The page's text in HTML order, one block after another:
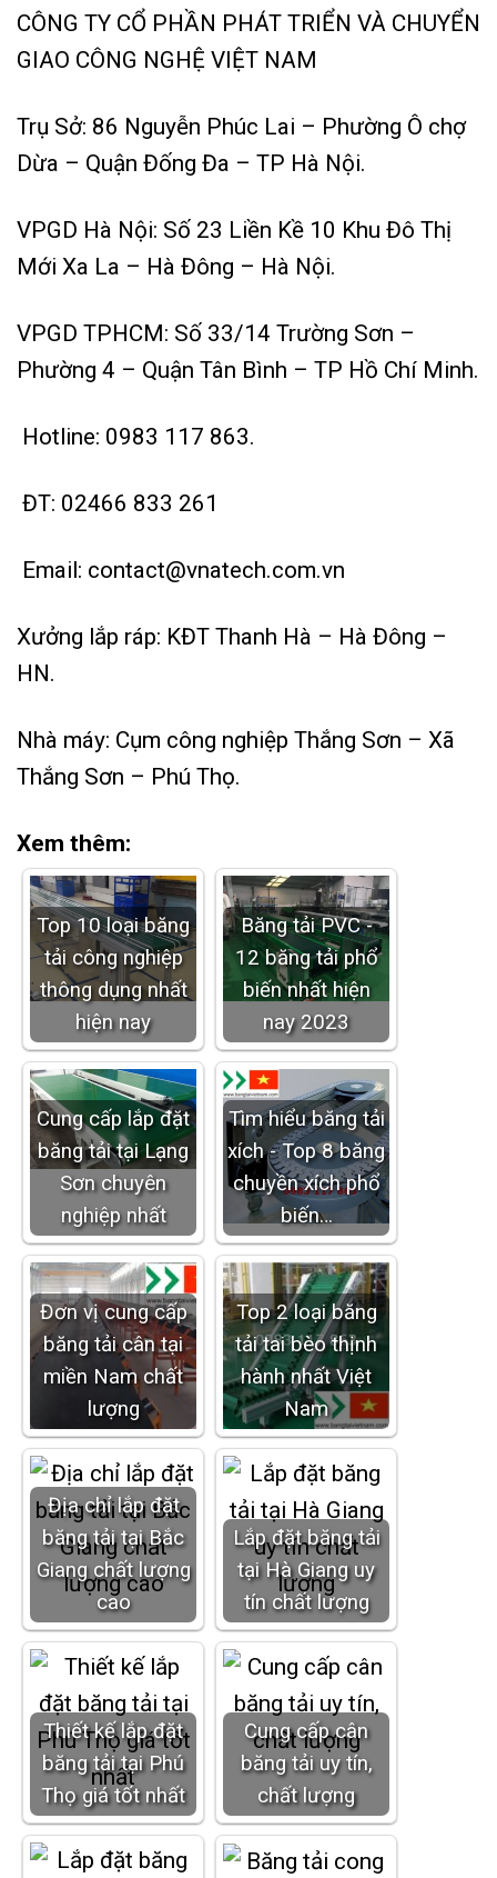
CÔNG TY CỔ PHẦN PHÁT TRIỂN VÀ CHUYỂN
GIAO CÔNG NGHỆ VIỆT NAM
Trụ Sở: 86 Nguyễn Phúc Lai – Phường Ô chợ
Dừa – Quận Đống Đa – TP Hà Nội.
VPGD Hà Nội: Số 23 Liền Kề 10 Khu Đô Thị
Mới Xa La – Hà Đông – Hà Nội.
VPGD TPHCM: Số 33/14 Trường Sơn –
Phường 4 – Quận Tân Bình – TP Hồ Chí Minh.
Hotline: 0983 117 863.
ĐT: 02466 833 261
Email: contact@vnatech.com.vn
Xưởng lắp ráp: KĐT Thanh Hà – Hà Đông –
HN.
Nhà máy: Cụm công nghiệp Thắng Sơn – Xã
Thắng Sơn – Phú Thọ.
Xem thêm:
Top 10 loại băng
tải công nghiệp
thông dụng nhất
hiện nay
Băng tải PVC -
12 băng tải phổ
biến nhất hiện
nay 2023
Cung cấp lắp đặt
băng tải tại Lạng
Sơn chuyên
nghiệp nhất
Tìm hiểu băng tải
xích - Top 8 băng
chuyền xích phổ
biến…
Đơn vị cung cấp
băng tải cân tại
miền Nam chất
lượng
Top 2 loại băng
tải tai bèo thịnh
hành nhất Việt
Nam
Địa chỉ lắp đặt
băng tải tại Bắc
Giang chất lượng
cao
Lắp đặt băng tải
tại Hà Giang uy
tín chất lượng
Thiết kế lắp đặt
băng tải tại Phú
Thọ giá tốt nhất
Cung cấp cân
băng tải uy tín,
chất lượng